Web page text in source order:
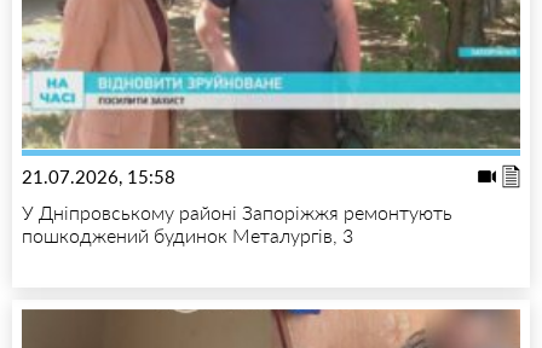
21.07.2026, 15:58
У Дніпровському районі Запоріжжя ремонтують
пошкоджений будинок Металургів, 3